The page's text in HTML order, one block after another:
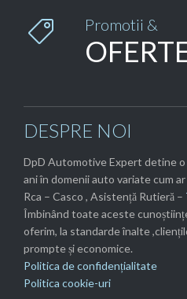
 Promotii &
DESPRE NOI
DpD Automotive Expert detine
ani în domenii auto variate cum
Rca – Casco , Asistență Rutieră –
Îmbinând toate aceste
oferim, la standarde înalte
prompte și economice.
Politica de confidențialitate
Politica cookie-uri